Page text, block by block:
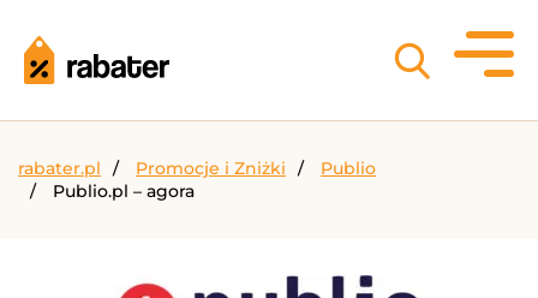
rabater.pl Promocje i Zniżki
Publio
Publio.pl – agora